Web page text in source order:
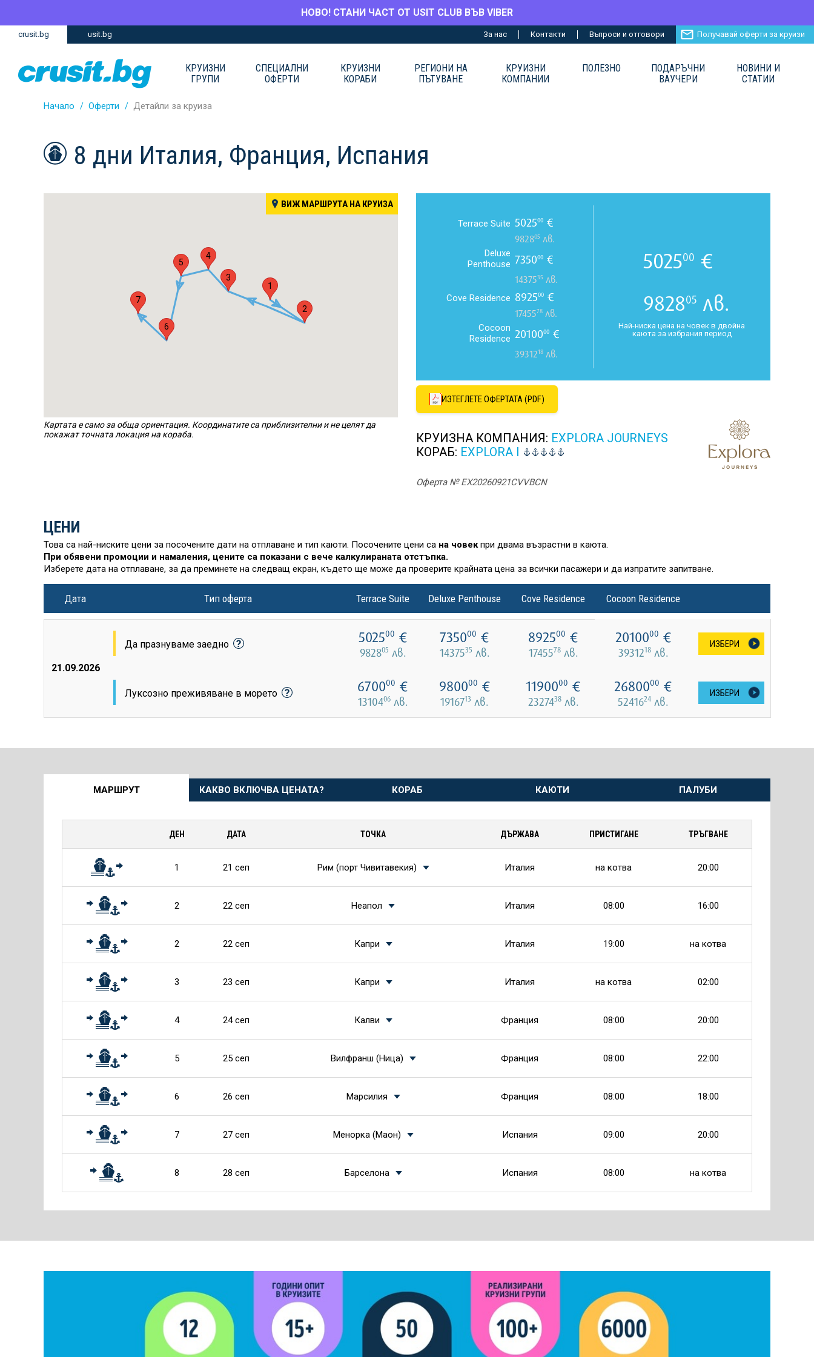
НОВО! СТАНИ ЧАСТ ОТ USIT CLUB ВЪВ VIBER
Премини
съдържание
Премини
crusit.bg usit.bg За нас Контакти Въпроси и отговори Получавай оферти за круизи
КРУИЗНИ
ГРУПИ
СПЕЦИАЛНИ
ОФЕРТИ
КРУИЗНИ
КОРАБИ
РЕГИОНИ НА
ПЪТУВАНЕ
КРУИЗНИ
КОМПАНИИ
ПОЛЕЗНО
ПОДАРЪЧНИ
ВАУЧЕРИ
НОВИНИ И
СТАТИИ
Начало Оферти Детайли за круиза
8 дни Италия, Франция, Испания
1
2
3
4
5
6
7
ВИЖ МАРШРУТА НА КРУИЗА
Картата е само за обща ориентация. Координатите са приблизителни и не целят да
покажат точната локация на кораба.
Terrace Suite 502500 €
982805 лв.
Deluxe
Penthouse 735000 €
1437535 лв.
Cove Residence 892500 €
1745578 лв.
Cocoon
Residence 2010000 €
3931218 лв.
502500 €
982805 лв.
Най-ниска цена на човек в двойна
каюта за избрания период
ИЗТЕГЛЕТЕ ОФЕРТАТА (PDF)
КРУИЗНА КОМПАНИЯ: EXPLORA JOURNEYS
КОРАБ: EXPLORA I
Оферта № EX20260921CVVBCN
ЦЕНИ
Това са най-ниските цени за посочените дати на отплаване и тип каюти. Посочените цени са на човекпри двама възрастни в каюта.
При обявени промоции и намаления, цените са показани с вече калкулираната отстъпка.
Изберете дата на отплаване, за да преминете на следващ екран, където ще може да проверите крайната цена за всички пасажери и да изпратите запитване.
Дата Тип оферта Terrace Suite Deluxe Penthouse Cove Residence Cocoon Residence
21.09.2026
Да празнуваме заедно 502500 €
982805 лв.
735000 €
1437535 лв.
892500 €
1745578лв.
2010000 €
3931218лв.
ИЗБЕРИ
Луксозно преживяване в морето 670000 €
1310406лв.
980000 €
1916713 лв.
1190000 €
2327438лв.
2680000 €
5241624 лв.
ИЗБЕРИ
МАРШРУТ КАКВО ВКЛЮЧВА ЦЕНАТА? КОРАБ КАЮТИ ПАЛУБИ
ДЕН ДАТА ТОЧКА ДЪРЖАВА ПРИСТИГАНЕ ТРЪГВАНЕ
1 21 сеп Рим (порт Чивитавекия) Италия на котва 20:00
2 22 сеп Неапол Италия 08:00 16:00
2 22 сеп Капри Италия 19:00 на котва
3 23 сеп Капри Италия на котва 02:00
4 24 сеп Калви Франция 08:00 20:00
5 25 сеп Вилфранш (Ница) Франция 08:00 22:00
6 26 сеп Марсилия Франция 08:00 18:00
7 27 сеп Менорка (Маон) Испания 09:00 20:00
8 28 сеп Барселона Испания 08:00 на котва